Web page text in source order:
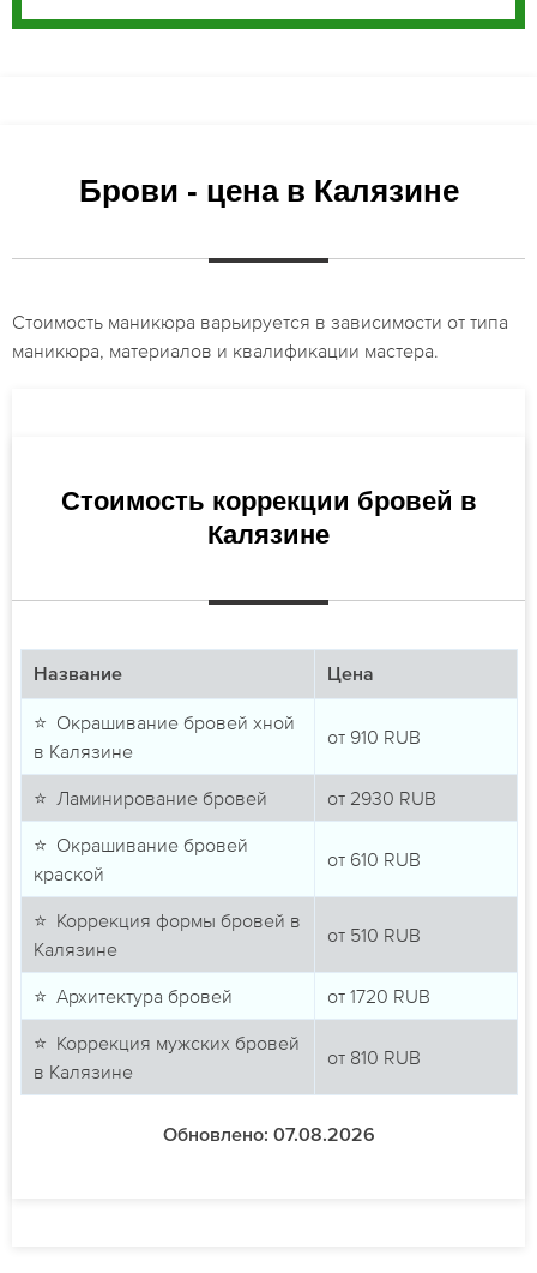
Брови - цена в Калязине
Стоимость маникюра варьируется в зависимости от типа
маникюра, материалов и квалификации мастера.
Стоимость коррекции бровей в
Калязине
Название Цена
⭐ Окрашивание бровей хной
в Калязине
от 910 RUB
⭐ Ламинирование бровей от 2930 RUB
⭐ Окрашивание бровей
краской
от 610 RUB
⭐ Коррекция формы бровей в
Калязине
от 510 RUB
⭐ Архитектура бровей от 1720 RUB
⭐ Коррекция мужских бровей
в Калязине
от 810 RUB
Обновлено: 07.08.2026